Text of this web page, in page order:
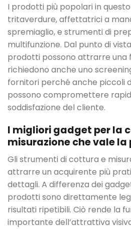
I prodotti più popolari in
tritaverdure, affettatrici a
spremiaglio, e strumenti di
multifunzione. Dal punto di
prodotti possono attrarre una
richiedono anche uno
fornitori perché anche piccoli
possono compromettere
soddisfazione del cliente.
I migliori gadget per la
misurazione che vale
Gli strumenti di cottura e
attrarre un acquirente più
dettagli. A differenza dei
prodotti sono direttamente
risultati ripetibili. Ciò rende la
importante dell’attrattiva